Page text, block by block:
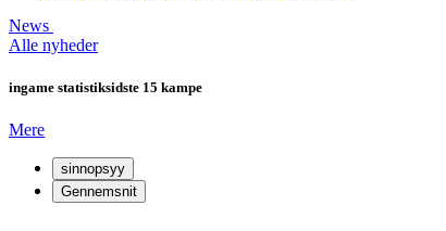
News
Alle nyheder
ingame statistiksidste 15 kampe
Mere
sinnopsyy
Gennemsnit